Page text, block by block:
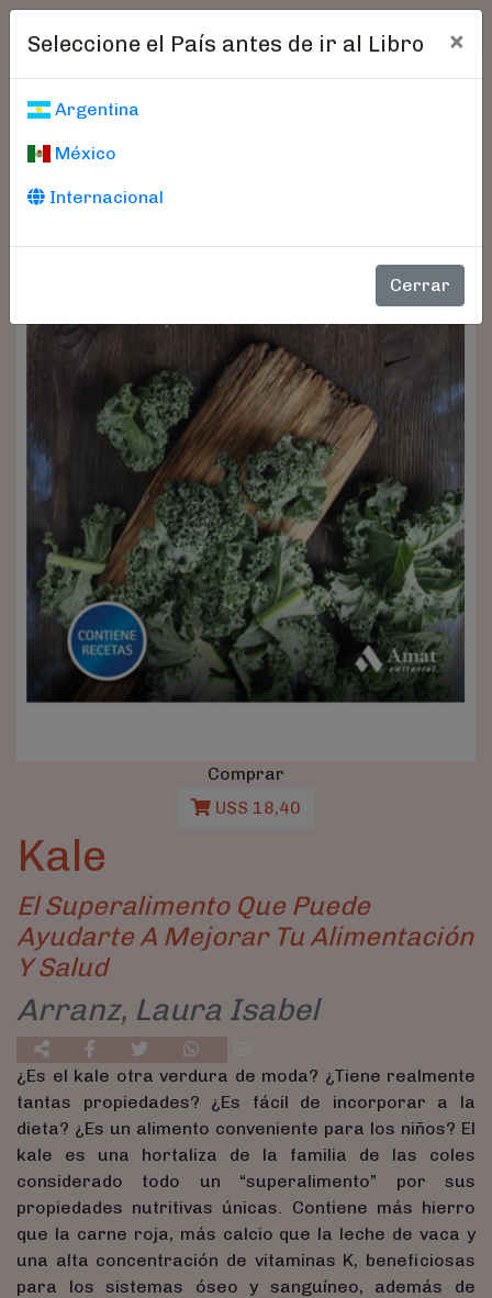
Seleccione el País antes de ir al Libro ×
Argentina
México
Internacional
Cerrar
Comprar
U$S 18,40
Kale
El Superalimento Que Puede
Ayudarte A Mejorar Tu Alimentación
Y Salud
Arranz, Laura Isabel
¿Es el kale otra verdura de moda? ¿Tiene realmente
tantas propiedades? ¿Es fácil de incorporar a la
dieta? ¿Es un alimento conveniente para los niños? El
kale es una hortaliza de la familia de las coles
considerado todo un “superalimento” por sus
propiedades nutritivas únicas. Contiene más hierro
que la carne roja, más calcio que la leche de vaca y
una alta concentración de vitaminas K, beneficiosas
para los sistemas óseo y sanguíneo, además de